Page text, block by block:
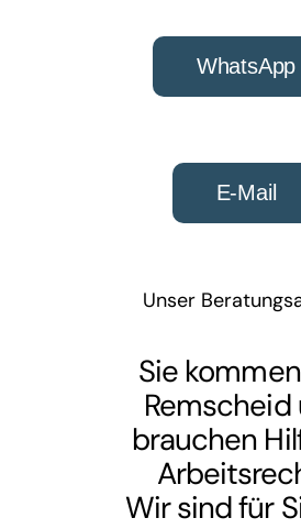
WhatsApp
E-Mail
Unser
Sie
Remscheid
brauchen
Wir sind für